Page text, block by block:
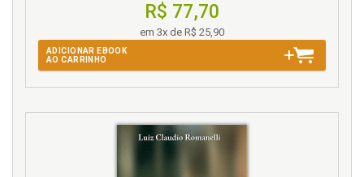
R$ 77,70
em 3x de R$ 25,90
ADICIONAR EBOOK
AO CARRINHO